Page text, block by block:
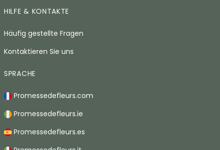
HILFE & KONTAKTE
Häufig gestellte Fragen
Kontaktieren Sie uns
SPRACHE
Promessedefleurs.com
Promessedefleurs.ie
Promessedefleurs.es